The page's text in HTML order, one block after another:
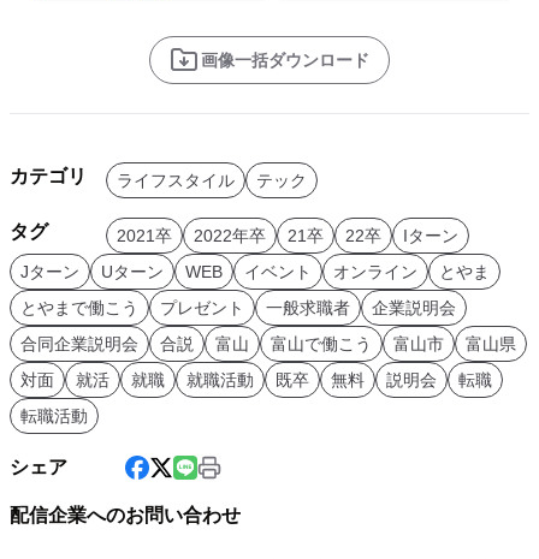
画像一括ダウンロード
カテゴリ ライフスタイル テック
タグ 2021卒 2022年卒 21卒 22卒
Iターン
Jターン
Uターン WEB イベント オンライン
とやま
とやまで働こう
プレゼント 一般求職者
企業説明会
合同企業説明会
合説 富山 富山で働こう 富山市
富山県
対面
就活 就職 就職活動 既卒 無料 説明会
転職
転職活動
シェア
配信企業へのお問い合わせ